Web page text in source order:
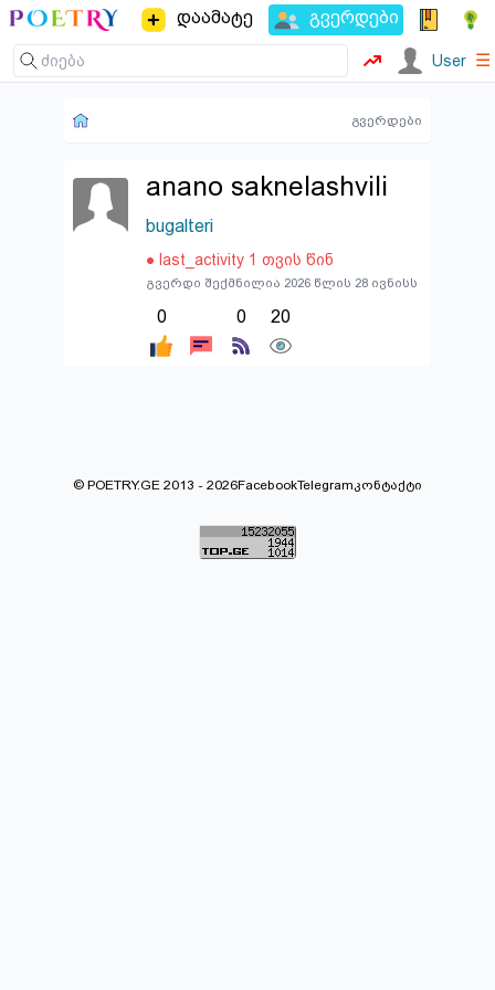
დაამატე გვერდები
User ☰
გვერდები
anano saknelashvili
bugalteri
● last_activity 1 თვის წინ
გვერდი შექმნილია 2026 წლის 28 ივნისს
0 0 20
© POETRY.GE 2013 - 2026FacebookTelegramკონტაქტი